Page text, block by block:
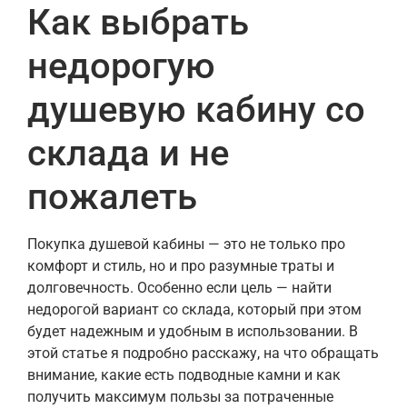
Как выбрать
недорогую
душевую кабину со
склада и не
пожалеть
Покупка душевой кабины — это не только про
комфорт и стиль, но и про разумные траты и
долговечность. Особенно если цель — найти
недорогой вариант со склада, который при этом
будет надежным и удобным в использовании. В
этой статье я подробно расскажу, на что обращать
внимание, какие есть подводные камни и как
получить максимум пользы за потраченные